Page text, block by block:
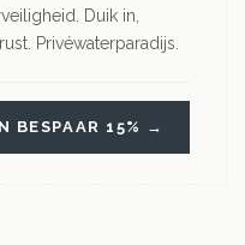
Duik in,
Privéwaterparadijs.
BESPAAR 15% →